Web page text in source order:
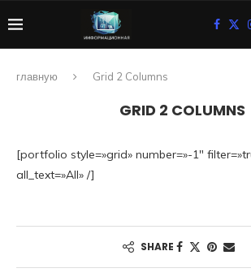
главную Grid 2 Columns
GRID 2 COLUMNS
[portfolio style=»grid» number=»-1″
all_text=»All» /]
SHARE